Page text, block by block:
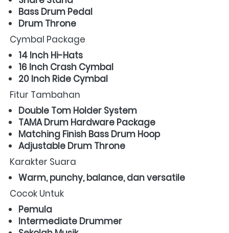
Bass Drum Pedal
Drum Throne
Cymbal Package
14 Inch Hi-Hats
16 Inch Crash Cymbal
20 Inch Ride Cymbal
Fitur Tambahan
Double Tom Holder System
TAMA Drum Hardware Package
Matching Finish Bass Drum Hoop
Adjustable Drum Throne
Karakter Suara
Warm, punchy, balance, dan versatile
Cocok Untuk
Pemula
Intermediate Drummer